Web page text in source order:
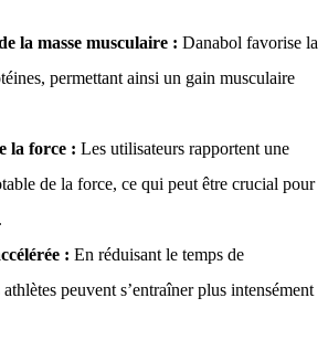
la masse musculaire : Danabol favorise la
permettant ainsi un gain musculaire
la force : Les utilisateurs rapportent une
de la force, ce qui peut être crucial pour
: En réduisant le temps de
peuvent s’entraîner plus intensément